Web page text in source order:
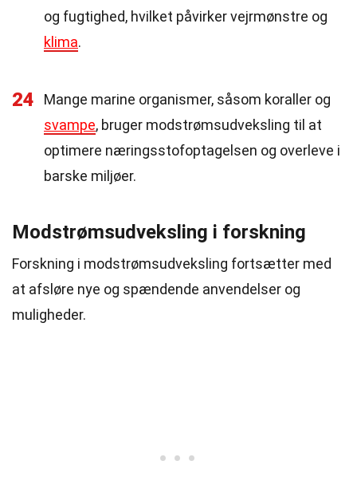
og fugtighed, hvilket påvirker vejrmønstre og
klima.
24
Mange marine organismer, såsom koraller og
svampe, bruger modstrømsudveksling til at
optimere næringsstofoptagelsen og overleve i
barske miljøer.
Modstrømsudveksling i forskning
Forskning i modstrømsudveksling fortsætter med
at afsløre nye og spændende anvendelser og
muligheder.